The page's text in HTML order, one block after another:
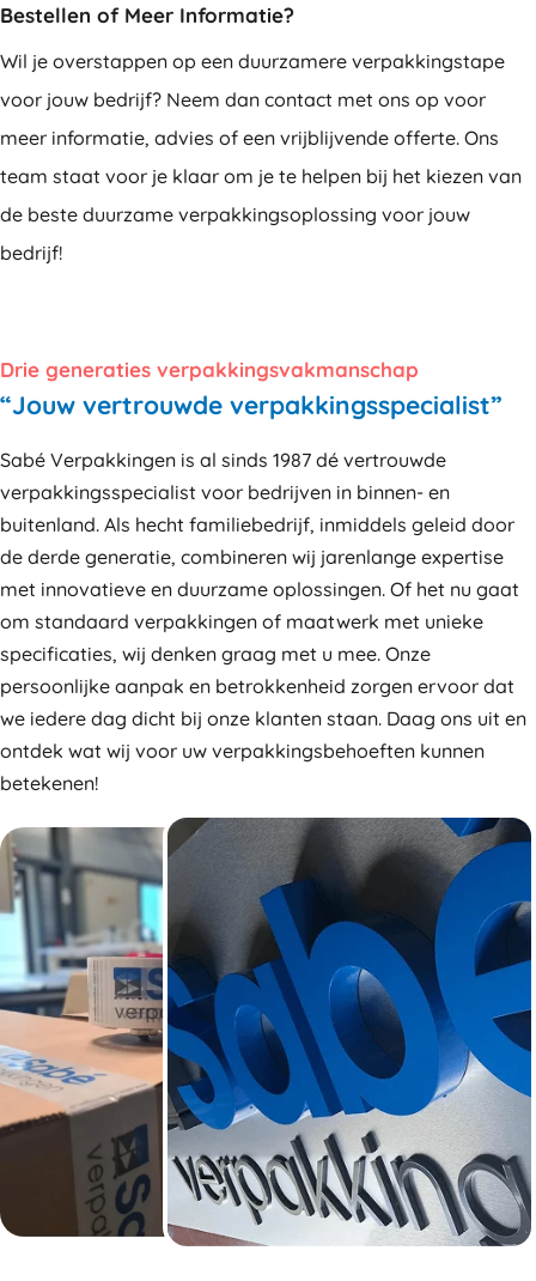
Bestellen of Meer Informatie?
Wil je overstappen op een duurzamere verpakkingstape
voor jouw bedrijf? Neem dan contact met ons op voor
meer informatie, advies of een vrijblijvende offerte. Ons
team staat voor je klaar om je te helpen bij het kiezen van
de beste duurzame verpakkingsoplossing voor jouw
bedrijf!
Drie generaties verpakkingsvakmanschap
“Jouw vertrouwde verpakkingsspecialist”
Sabé Verpakkingen is al sinds 1987 dé vertrouwde
verpakkingsspecialist voor bedrijven in binnen- en
buitenland. Als hecht familiebedrijf, inmiddels geleid door
de derde generatie, combineren wij jarenlange expertise
met innovatieve en duurzame oplossingen. Of het nu gaat
om standaard verpakkingen of maatwerk met unieke
specificaties, wij denken graag met u mee. Onze
persoonlijke aanpak en betrokkenheid zorgen ervoor dat
we iedere dag dicht bij onze klanten staan. Daag ons uit en
ontdek wat wij voor uw verpakkingsbehoeften kunnen
betekenen!